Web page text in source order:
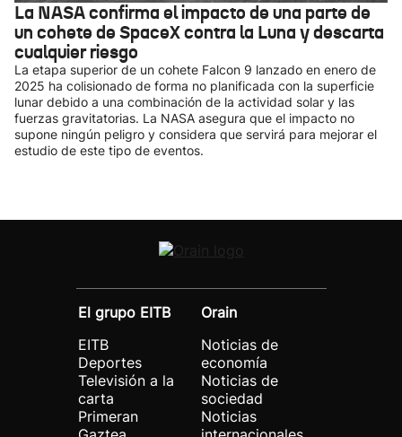
La NASA confirma el impacto de una parte de
un cohete de SpaceX contra la Luna y descarta
cualquier riesgo
La etapa superior de un cohete Falcon 9 lanzado en enero de
2025 ha colisionado de forma no planificada con la superficie
lunar debido a una combinación de la actividad solar y las
fuerzas gravitatorias. La NASA asegura que el impacto no
supone ningún peligro y considera que servirá para mejorar el
estudio de este tipo de eventos.
El grupo EITB
EITB
Deportes
Televisión a la
carta
Primeran
Orain
Noticias de
economía
Noticias de
sociedad
Noticias